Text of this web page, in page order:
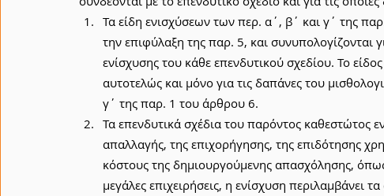
Τα είδη ενισχύσεων των περ. α΄, β΄ και γ΄ της
την επιφύλαξη της παρ. 5, και συνυπολογίζονται
ενίσχυσης του κάθε επενδυτικού σχεδίου. Το
αυτοτελώς και μόνο για τις δαπάνες του
γ΄ της παρ. 1 του άρθρου 6.
Τα επενδυτικά σχέδια του παρόντος καθεστώτος
απαλλαγής, της επιχορήγησης, της επιδότησης
κόστους της δημιουργούμενης απασχόλησης,
μεγάλες επιχειρήσεις, η ενίσχυση περιλαμβάνει